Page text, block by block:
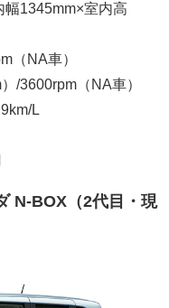
1345mm×室内高
（NA車）
/3600rpm（NA車）
L
N-BOX（2代目・現